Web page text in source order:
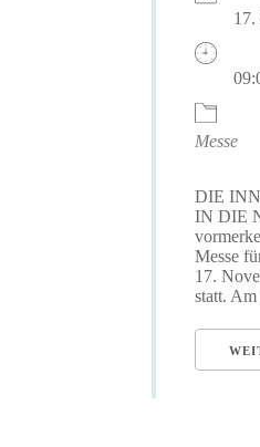
Messe
DIE
IN DIE
Messe
17.
statt.